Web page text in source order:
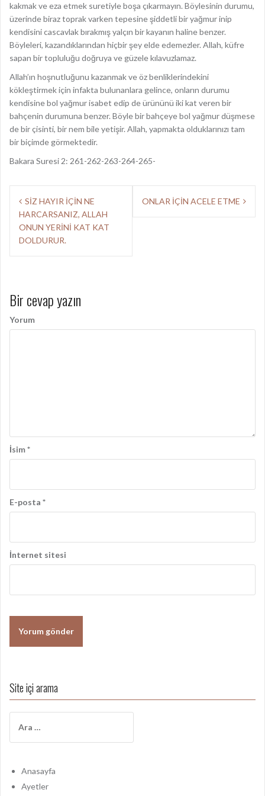
kakmak ve eza etmek suretiyle boşa çıkarmayın. Böylesinin durumu,
üzerinde biraz toprak varken tepesine şiddetli bir yağmur inip
kendisini cascavlak bırakmış yalçın bir kayanın haline benzer.
Böyleleri, kazandıklarından hiçbir şey elde edemezler. Allah, küfre
sapan bir topluluğu doğruya ve güzele kılavuzlamaz.
Allah’ın hoşnutluğunu kazanmak ve öz benliklerindekini
kökleştirmek için infakta bulunanlara gelince, onların durumu
kendisine bol yağmur isabet edip de ürününü iki kat veren bir
bahçenin durumuna benzer. Böyle bir bahçeye bol yağmur düşmese
de bir çisinti, bir nem bile yetişir. Allah, yapmakta olduklarınızı tam
bir biçimde görmektedir.
Bakara Suresi 2: 261-262-263-264-265-
o
l
SİZ HAYIR İÇİN NE
HARCARSANIZ, ALLAH
ONUN YERİNİ KAT KAT
DOLDURUR.
ONLAR İÇİN ACELE ETME
Bir cevap yazın
Yorum
İsim*
E-posta *
İnternet sitesi
Site içi arama
a
a
Anasayfa
Ayetler